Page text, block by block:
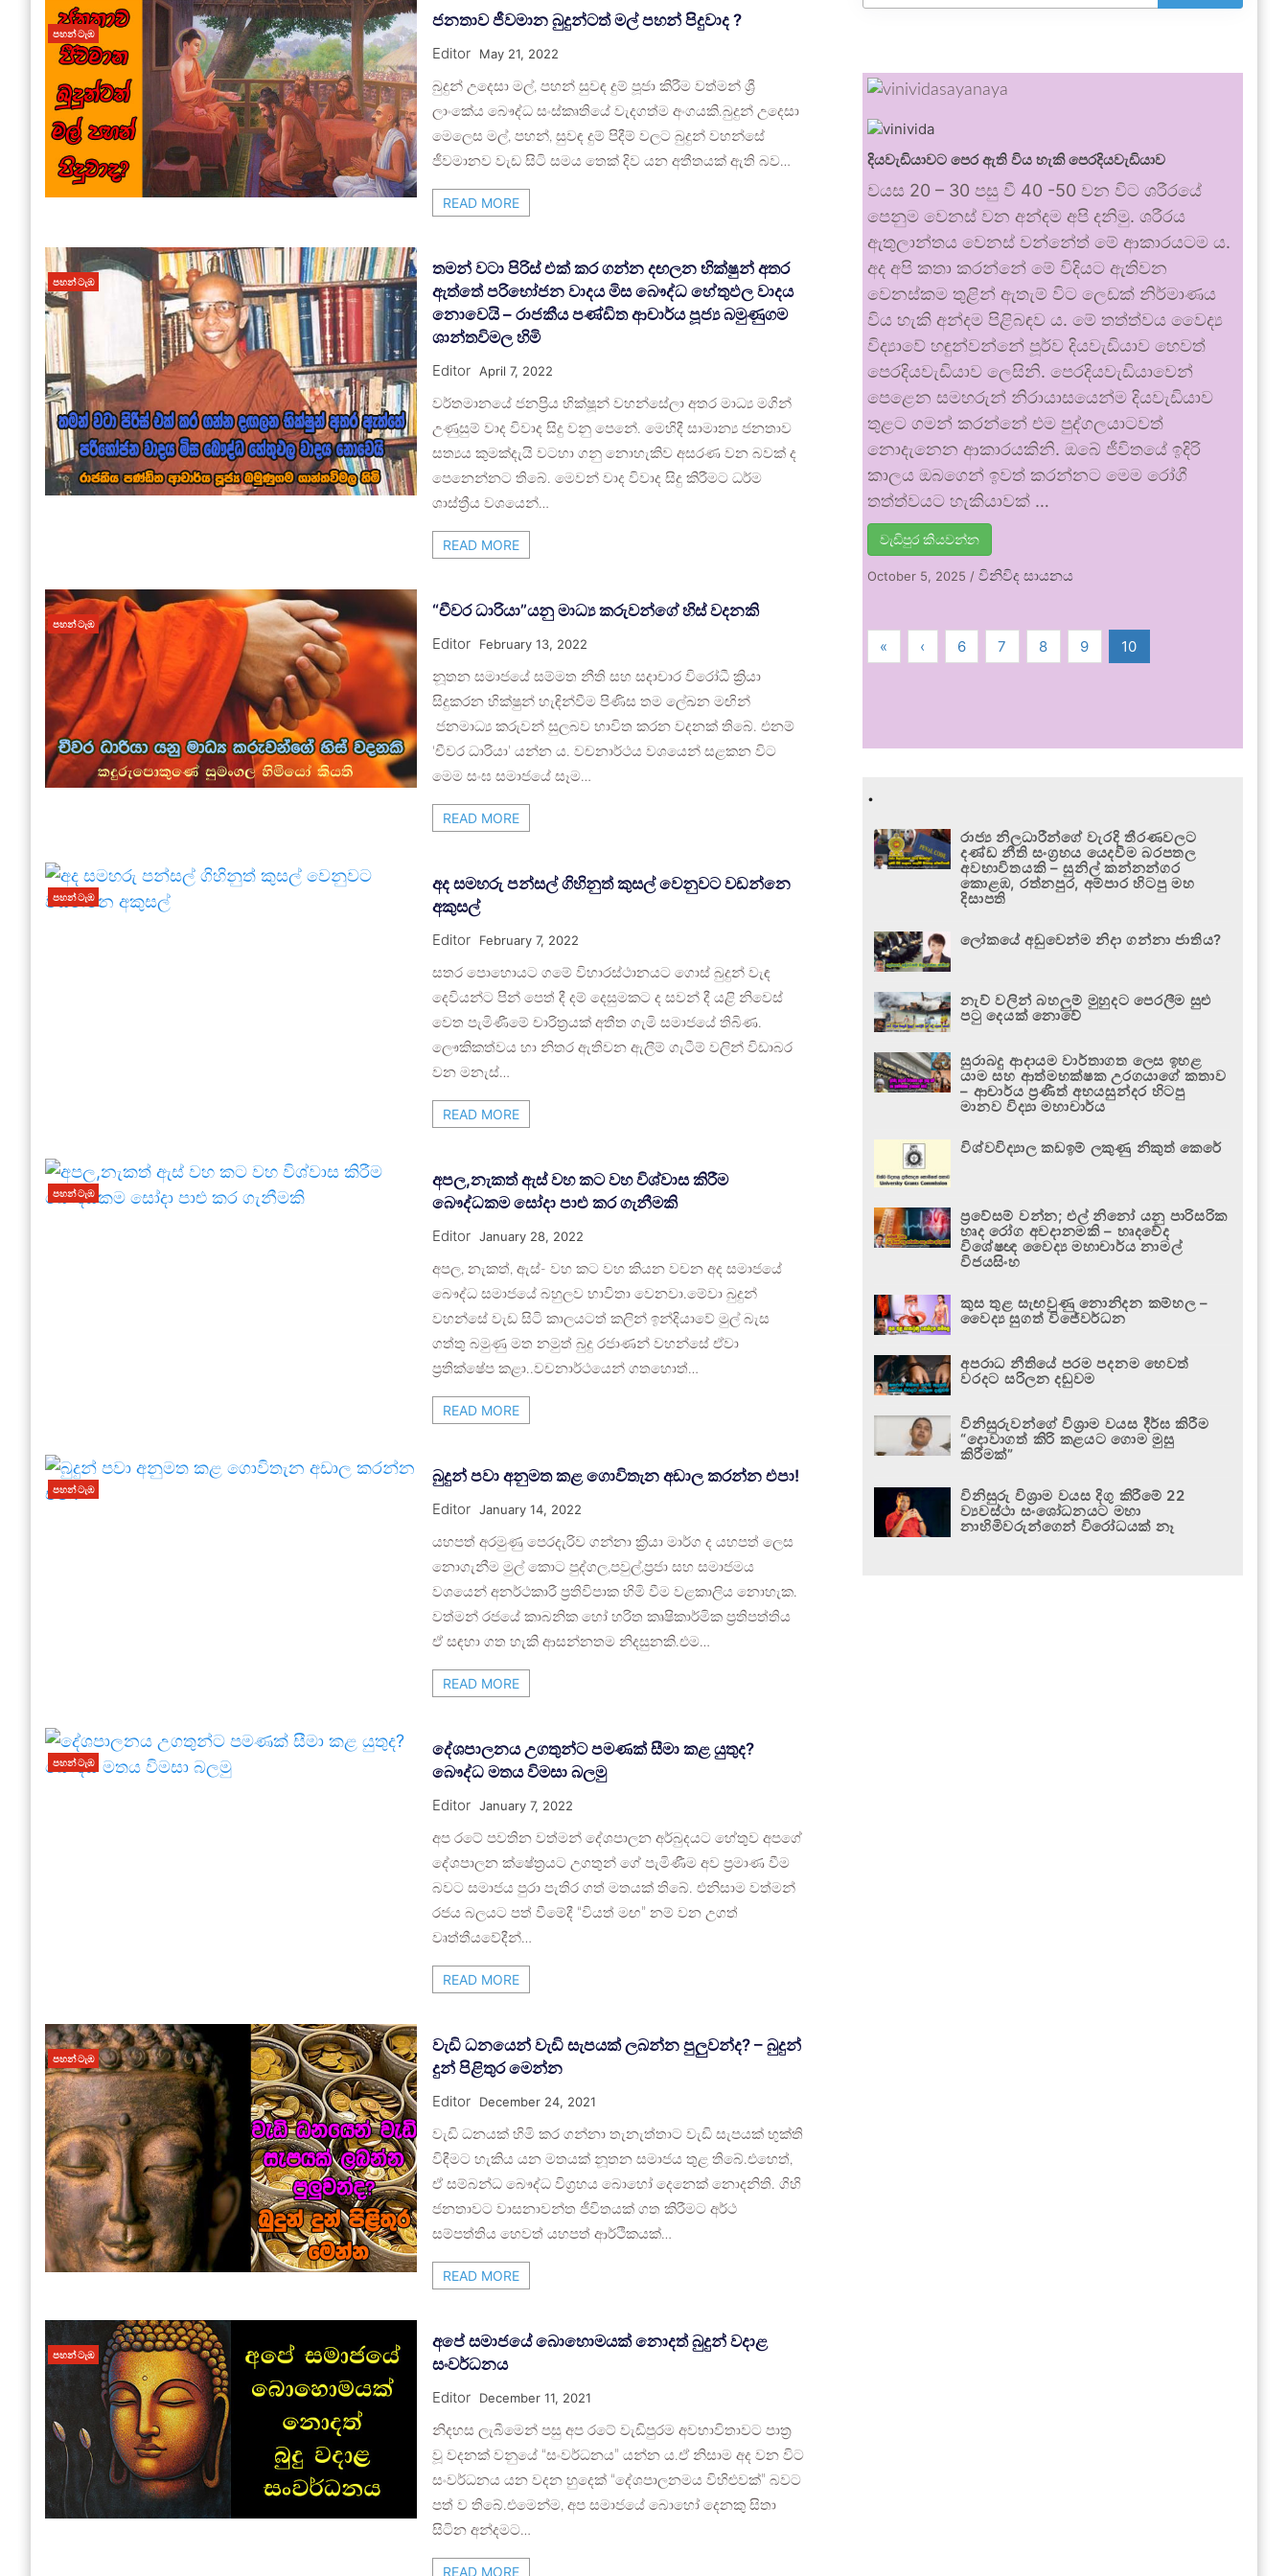
පහන් ටැඹ
ජනතාව ජීවමාන බුදුන්ටත් මල් පහන් පිදුවාද ?
Editor May 21, 2022
බුදුන් උදෙසා මල්, පහන් සුවඳ දුම් පූජා කිරීම වත්මන් ශ්‍රී
ලාංකේය බෞද්ධ සංස්කෘතියේ වැදගත්ම අංගයකි.බුදුන් උදෙසා
මෙලෙස මල්, පහන්, සුවඳ දුම් පිදීම් වලට බුදුන් වහන්සේ
ජීවමානව වැඩ සිටි සමය තෙක් දිව යන අතීතයක් ඇති බව…
READ MORE
පහන් ටැඹ
තමන් වටා පිරිස් එක් කර ගන්න දඟලන භික්ෂුන් අතර
ඇත්තේ පරිභෝජන වාදය මිස බෞද්ධ හේතුඵල වාදය
නොවෙයි – රාජකීය පණ්ඩිත ආචාර්ය පූජ්‍ය බමුණුගම
ශාන්තවිමල හිමි
Editor April 7, 2022
වර්තමානයේ ජනප්‍රිය භික්ෂූන් වහන්සේලා අතර මාධ්‍ය මගින්
උණුසුම් වාද විවාද සිදු වනු පෙනේ. මෙහිදී සාමාන්‍ය ජනතාව
සත්‍යය කුමක්දැයි වටහා ගනු නොහැකිව අසරණ වන බවක් ද
පෙනෙන්නට තිබේ. මෙවන් වාද විවාද සිදු කිරීමට ධර්ම
ශාස්ත්‍රීය වශයෙන්…
READ MORE
පහන් ටැඹ
“චීවර ධාරියා”යනු මාධ්‍ය කරුවන්ගේ හිස් වදනකි
Editor February 13, 2022
නූතන සමාජයේ සම්මත නීති සහ සදාචාර විරෝධී ක්‍රියා
සිදුකරන භික්ෂුන් හැඳින්වීම පිණිස තම ලේඛන මඟින්
ජනමාධ්‍ය කරුවන් සුලබව භාවිත කරන වදනක් තිබේ. එනම්
‘චීවර ධාරියා’ යන්න ය. වචනාර්ථය වශයෙන් සළකන විට
මෙම සංඝ සමාජයේ සෑම…
READ MORE
පහන් ටැඹ
අද සමහරු පන්සල් ගිහිනුත් කුසල් වෙනුවට වඩන්නෙ
අකුසල්
Editor February 7, 2022
සතර පොහොයට ගමේ විහාරස්ථානයට ගොස් බුදුන් වැඳ
දෙවියන්ට පින් පෙත් දී දම් දෙසුමකට ද සවන් දී යළි නිවෙස්
වෙත පැමිණීමේ චාරිත්‍රයක් අතීත ගැමි සමාජයේ තිබිණ.
ලෞකිකත්වය හා නිතර ඇතිවන ඇලීම් ගැටීම් වලින් විඩාබර
වන මනැස්…
READ MORE
පහන් ටැඹ
අපල,නැකත් ඇස් වහ කට වහ විශ්වාස කිරීම
බෞද්ධකම සෝදා පාළු කර ගැනීමකි
Editor January 28, 2022
අපල, නැකත්, ඇස්- වහ කට වහ කියන වචන අද සමාජයේ
බෞද්ධ සමාජයේ බහුලව භාවිතා වෙනවා.මේවා බුදුන්
වහන්සේ වැඩ සිටි කාලයටත් කලින් ඉන්දියාවේ මුල් බැස
ගත්තු බමුණු මත නමුත් බුදු රජාණන් වහන්සේ ඒවා
ප්‍රතික්ෂේප කළා..වචනාර්ථයෙන් ගතහොත්…
READ MORE
පහන් ටැඹ
බුදුන් පවා අනුමත කළ ගොවිතැන අඩාල කරන්න එපා!
Editor January 14, 2022
යහපත් අරමුණු පෙරදැරිව ගන්නා ක්‍රියා මාර්ග ද යහපත් ලෙස
නොගැනීම මුල් කොට පුද්ගල,පවුල්,ප්‍රජා සහ සමාජමය
වශයෙන් අනර්ථකාරී ප්‍රතිවිපාක හිමි වීම වළකාලිය නොහැක.
වත්මන් රජයේ කාබනික හෝ හරිත කෘෂිකාර්මික ප්‍රතිපත්තිය
ඒ සඳහා ගත හැකි ආසන්නතම නිදසුනකි.එම…
READ MORE
පහන් ටැඹ
දේශපාලනය උගතුන්ට පමණක් සීමා කළ යුතුද?
බෞද්ධ මතය විමසා බලමු
Editor January 7, 2022
අප රටේ පවතින වත්මන් දේශපාලන අර්බුදයට හේතුව අපගේ
දේශපාලන ක්ෂේත්‍රයට උගතුන් ගේ පැමිණීම අව ප්‍රමාණ වීම
බවට සමාජය පුරා පැතිර ගත් මතයක් තිබේ. එනිසාම වත්මන්
රජය බලයට පත් වීමේදී “වියත් මඟ” නම් වන උගත්
වෘත්තීයවේදීන්…
READ MORE
පහන් ටැඹ
වැඩි ධනයෙන් වැඩි සැපයක් ලබන්න පුලුවන්ද? – බුදුන්
දුන් පිළිතුර මෙන්න
Editor December 24, 2021
වැඩි ධනයක් හිමි කර ගන්නා තැනැත්තාට වැඩි සැපයක් භුක්ති
විඳීමට හැකිය යන මතයක් නූතන සමාජය තුළ තිබේ.එහෙත්,
ඒ සම්බන්ධ බෞද්ධ විග්‍රහය බොහෝ දෙනෙක් නොදනිති. ගිහි
ජනතාවට වාසනාවන්ත ජීවිතයක් ගත කිරීමට අර්ථ
සම්පත්තිය හෙවත් යහපත් ආර්ථිකයක්…
READ MORE
පහන් ටැඹ
අපේ සමාජයේ බොහොමයක් නොදත් බුදුන් වදාළ
සංවර්ධනය
Editor December 11, 2021
නිදහස ලැබීමෙන් පසු අප රටේ වැඩිපුරම අවභාවිතාවට පාත්‍ර
වූ වදනක් වනුයේ “සංවර්ධනය” යන්න ය.ඒ නිසාම අද වන විට
සංවර්ධනය යන වදන හුදෙක් “දේශපාලනමය විහිළුවක්” බවට
පත් ව තිබේ.එමෙන්ම, අප සමාජයේ බොහෝ දෙනකු සිතා
සිටින අන්දමට…
READ MORE
දියවැඩියාවට පෙර ඇති විය හැකි පෙරදියවැඩියාව
වයස 20 – 30 පසු වී 40 -50 වන විට ශරීරයේ
පෙනුම වෙනස් වන අන්දම අපි දනිමු. ශරීරය
ඇතුලාන්තය වෙනස් වන්නේත් මේ ආකාරයටම ය.
අද අපි කතා කරන්නේ මේ විදියට ඇතිවන
වෙනස්කම තුළින් ඇතැම් විට ලෙඩක් නිර්මාණය
විය හැකි අන්දම පිළිබඳව ය. මේ තත්ත්වය වෛද්‍ය
විද්‍යාවේ හඳුන්වන්නේ පූර්ව දියවැඩියාව හෙවත්
පෙරදියවැඩියාව ලෙසිනි. පෙරදියවැඩියාවෙන්
පෙළෙන සමහරුන් නිරායාසයෙන්ම දියවැඩියාව
තුළට ගමන් කරන්නේ එම පුද්ගලයාටවත්
නොදැනෙන ආකාරයකිනි. ඔබේ ජීවිතයේ ඉදිරි
කාලය ඔබගෙන් ඉවත් කරන්නට මෙම රෝගී
තත්ත්වයට හැකියාවක් …
වැඩිපුර කියවන්න
October 5, 2025 /විනිවිද සායනය
« ‹ 6 7 8 9 10
.
රාජ්‍ය නිලධාරීන්ගේ වැරදි තීරණවලට
දණ්ඩ නීති සංග්‍රහය යෙදවීම බරපතල
අවභාවිතයකි – සුනිල් කන්නන්ගර
කොළඹ, රත්නපුර, අම්පාර හිටපු මහ
දිසාපති
ලෝකයේ අඩුවෙන්ම නිදා ගන්නා ජාතිය?
නැව් වලින් බහලුම් මුහුදට පෙරලීම සුළු
පටු දෙයක් නොවේ
සුරාබදු ආදායම වාර්තාගත ලෙස ඉහළ
යාම සහ ආත්මභක්ෂක උරගයාගේ කතාව
– ආචාර්ය ප්‍රණීත් අභයසුන්දර හිටපු
මානව විද්‍යා මහාචාර්ය
විශ්වවිද්‍යාල කඩඉම් ලකුණු නිකුත් කෙරේ
ප්‍රවේසම් වන්න; එල් නිනෝ යනු පාරිසරික
හෘද රෝග අවදානමකි – හෘදවේද
විශේෂඥ වෛද්‍ය මහාචාර්ය නාමල්
විජයසිංහ
කුස තුළ සැඟවුණු නොනිදන කම්හල –
වෛද්‍ය සුගත් විජේවර්ධන
අපරාධ නීතියේ පරම පදනම හෙවත්
වරදට සරිලන දඬුවම
විනිසුරුවන්ගේ විශ්‍රාම වයස දීර්ඝ කිරීම
“දොවාගත් කිරි කළයට ගොම මුසු
කිරීමක්”
විනිසුරු විශ්‍රාම වයස දිගු කිරීමේ 22
ව්‍යවස්ථා සංශෝධනයට මහා
නාහිමිවරුන්ගෙන් විරෝධයක් නෑ